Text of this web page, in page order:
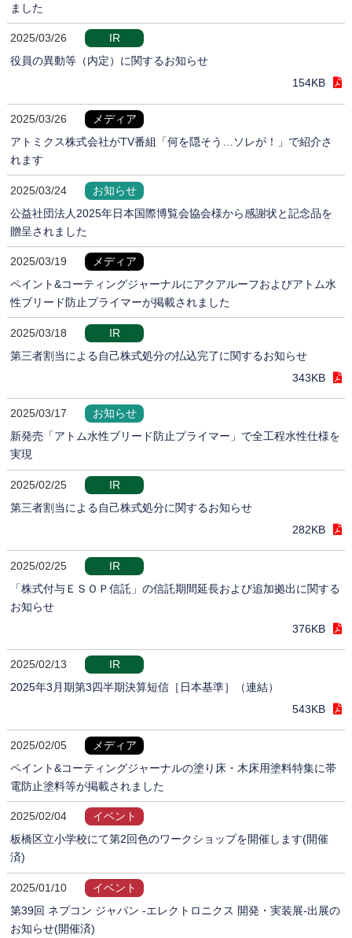
ました
2025/03/26
IR
役員の異動等（内定）に関するお知らせ
154KB
2025/03/26
メディア
アトミクス株式会社がTV番組「何を隠そう…ソレが！」で紹介さ
れます
2025/03/24
お知らせ
公益社団法人2025年日本国際博覧会協会様から感謝状と記念品を
贈呈されました
2025/03/19
メディア
ペイント&コーティングジャーナルにアクアルーフおよびアトム水
性ブリード防止プライマーが掲載されました
2025/03/18
IR
第三者割当による自己株式処分の払込完了に関するお知らせ
343KB
2025/03/17
お知らせ
新発売「アトム水性ブリード防止プライマー」で全工程水性仕様を
実現
2025/02/25
IR
第三者割当による自己株式処分に関するお知らせ
282KB
2025/02/25
IR
「株式付与ＥＳＯＰ信託」の信託期間延長および追加拠出に関する
お知らせ
376KB
2025/02/13
IR
2025年3月期第3四半期決算短信［日本基準］（連結）
543KB
2025/02/05
メディア
ペイント&コーティングジャーナルの塗り床・木床用塗料特集に帯
電防止塗料等が掲載されました
2025/02/04
イベント
板橋区立小学校にて第2回色のワークショップを開催します(開催
済)
2025/01/10
イベント
第39回 ネプコン ジャパン -エレクトロニクス 開発・実装展-出展の
お知らせ(開催済)